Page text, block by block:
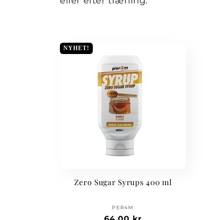
NYHET!
Zero Sugar Syrups 400 ml
PER4M